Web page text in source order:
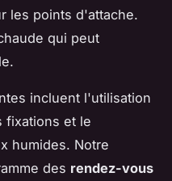
les points d'attache.
qui peut
incluent l'utilisation
fixations et le
humides. Notre
des rendez-vous